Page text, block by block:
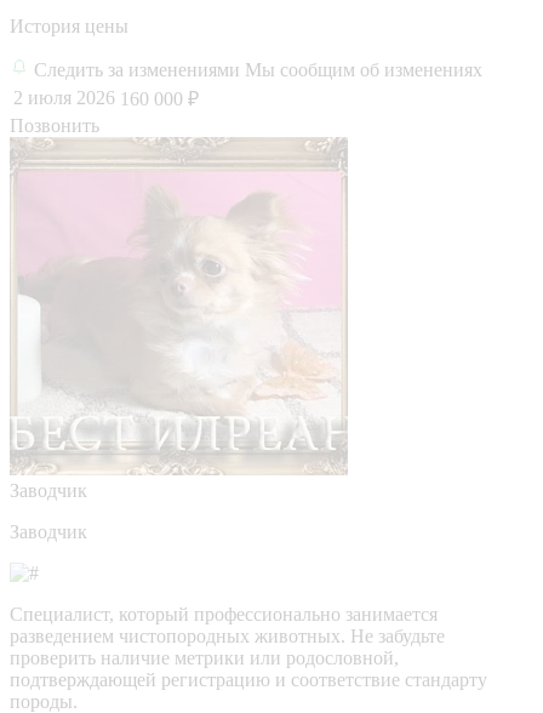
История цены
Следить за изменениями Мы сообщим об изменениях
2 июля 2026 160 000 ₽
Позвонить
Заводчик
Заводчик
Специалист, который профессионально занимается
разведением чистопородных животных. Не забудьте
проверить наличие метрики или родословной,
подтверждающей регистрацию и соответствие стандарту
породы.